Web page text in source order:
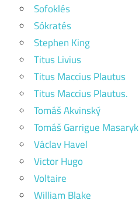
Sofoklés
Sókratés
Stephen King
Titus Livius
Titus Maccius Plautus
Titus Maccius Plautus.
Tomáš Akvinský
Tomáš Garrigue Masaryk
Václav Havel
Victor Hugo
Voltaire
William Blake